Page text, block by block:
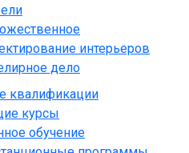
интерьеров
дело
квалификации
курсы
обучение